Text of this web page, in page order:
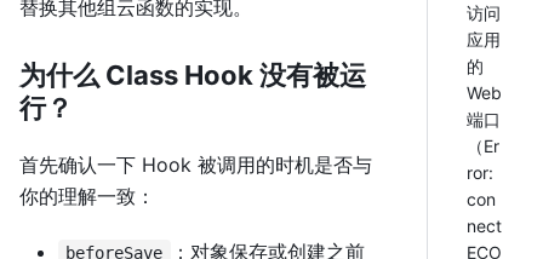
替换其他组云函数的实现。
为什么 Class Hook 没有被运
行？
首先确认一下 Hook 被调用的时机是否与
你的理解一致：
beforeSave ：对象保存或创建之前
访问
应用
的
Web
端口
（Er
ror:
con
nect
ECO